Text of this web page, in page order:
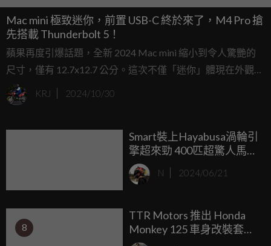
Mac mini 極致迷你，前置 USB-C 終於來了，M4 Pro 搶
先搭載 Thunderbolt 5！
蘋果再度引爆話題，全新 2024 Mac mini 縮小到令人驚艷的
尺寸，僅有 12.7x12.7 公分。這次不僅「迷你」體現在外觀
上，性能依然強大無比，搭載全新的 M4 和 M4 Pro 晶片，還
大幅強化了 I/O 介面。這款超小桌上型電腦不僅功能強勁，
KRJ 2024/10/30
Smart裝上Hayabusa渦輪引
擎超來勁 400匹超驚人馬力
真男人也畏懼
N 2024/06/21
8
TTR Motors 推出 Honda
Monkey 125 車身改裝套
件，重現經典 Bol d'Or 風